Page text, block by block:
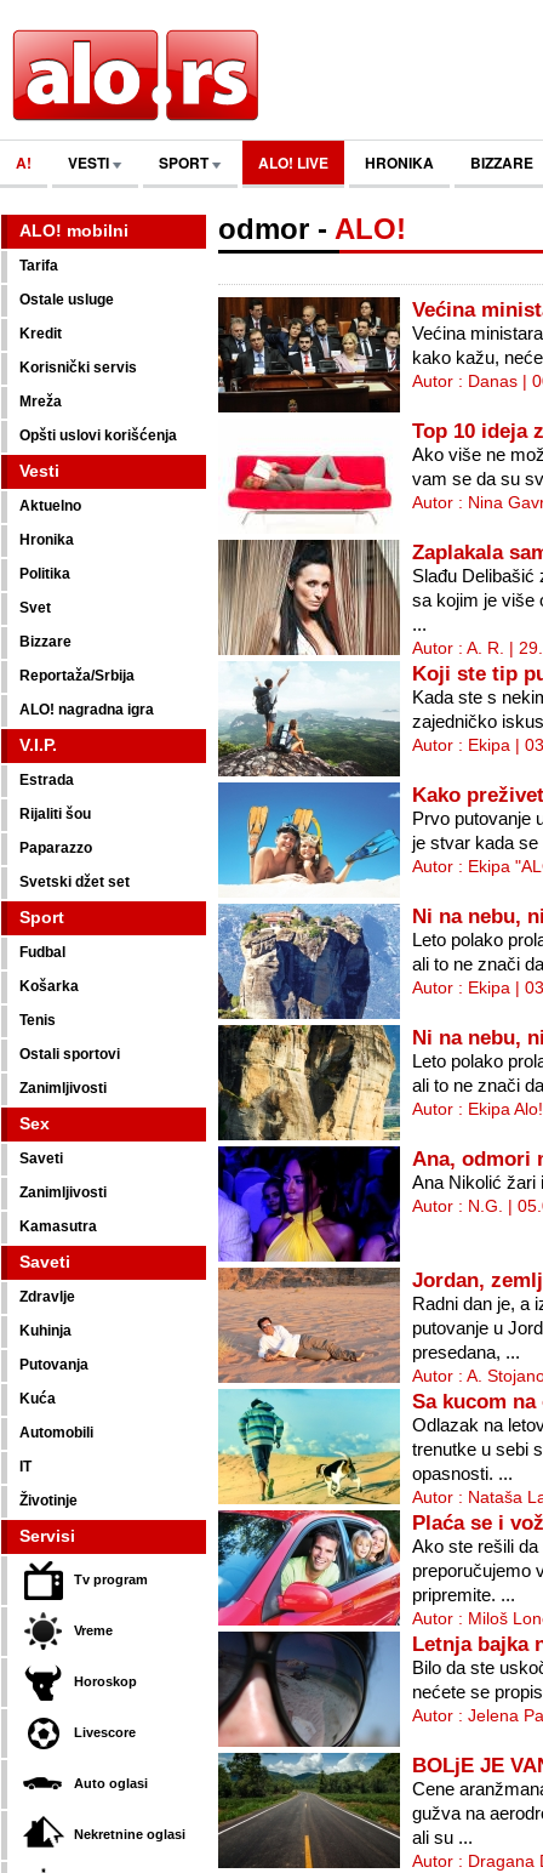
A! VESTI SPORT ALO! LIVE HRONIKA BIZZARE
ALO! mobilni
Tarifa
Ostale usluge
Kredit
Korisnički servis
Mreža
Opšti uslovi korišćenja
Vesti
Aktuelno
Hronika
Politika
Svet
Bizzare
Reportaža/Srbija
ALO! nagradna igra
V.I.P.
Estrada
Rijaliti šou
Paparazzo
Svetski džet set
Sport
Fudbal
Košarka
Tenis
Ostali sportovi
Zanimljivosti
Sex
Saveti
Zanimljivosti
Kamasutra
Saveti
Zdravlje
Kuhinja
Putovanja
Kuća
Automobili
IT
Životinje
Servisi
Tv program
Vreme
Horoskop
Livescore
Auto oglasi
Nekretnine oglasi
odmor - ALO!
Većina
Većina
kako kažu,
Autor : Danas |
Top 10 ideja
Ako više ne
vam se da su
Autor : Nina
Zaplakala
Slađu Delibašić
sa kojim je više
...
Autor : A. R. |
Koji ste tip
Kada ste s
zajedničko
Autor : Ekipa |
Kako
Prvo putovanje
je stvar kada
Autor : Ekipa
Ni na nebu,
Leto polako
ali to ne znači
Autor : Ekipa |
Ni na nebu,
Leto polako
ali to ne znači
Autor : Ekipa
Ana, odmori
Ana Nikolić žari
Autor : N.G. |
Jordan,
Radni dan je, a
putovanje u
presedana, ...
Autor : A.
Sa kucom
Odlazak na
trenutke u sebi
opasnosti. ...
Autor : Nataša
Plaća se i
Ako ste rešili
preporučujemo
pripremite. ...
Autor : Miloš
Letnja bajka
Bilo da ste
nećete se
Autor : Jelena
BOLjE JE
Cene
gužva na
ali su ...
Autor : Dragana